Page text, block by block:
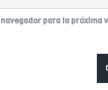
para la próxima